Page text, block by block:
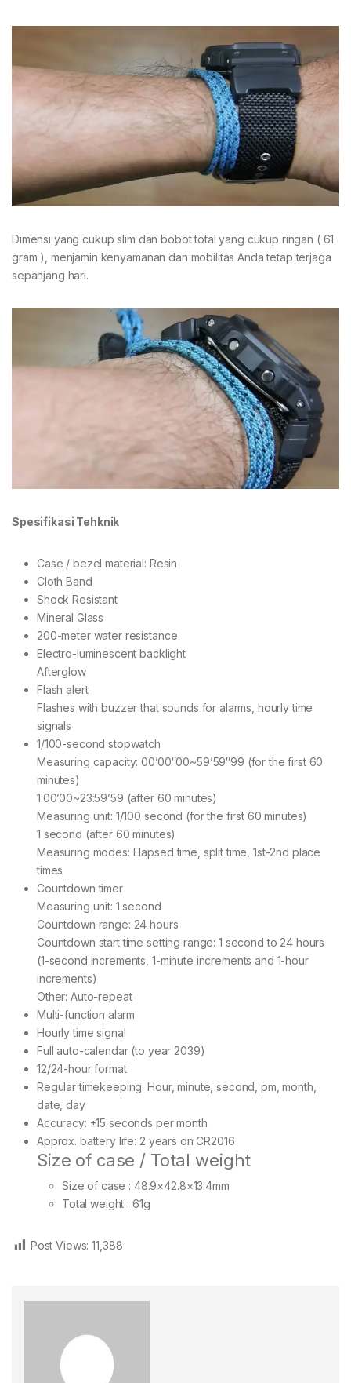
Dimensi yang cukup slim dan bobot total yang cukup ringan ( 61
gram ), menjamin kenyamanan dan mobilitas Anda tetap terjaga
sepanjang hari.
Spesifikasi Tehknik
Case / bezel material: Resin
Cloth Band
Shock Resistant
Mineral Glass
200-meter water resistance
Electro-luminescent backlight
Afterglow
Flash alert
Flashes with buzzer that sounds for alarms, hourly time
signals
1/100-second stopwatch
Measuring capacity: 00’00″00~59’59″99 (for the first 60
minutes)
1:00’00~23:59’59 (after 60 minutes)
Measuring unit: 1/100 second (for the first 60 minutes)
1 second (after 60 minutes)
Measuring modes: Elapsed time, split time, 1st-2nd place
times
Countdown timer
Measuring unit: 1 second
Countdown range: 24 hours
Countdown start time setting range: 1 second to 24 hours
(1-second increments, 1-minute increments and 1-hour
increments)
Other: Auto-repeat
Multi-function alarm
Hourly time signal
Full auto-calendar (to year 2039)
12/24-hour format
Regular timekeeping: Hour, minute, second, pm, month,
date, day
Accuracy: ±15 seconds per month
Approx. battery life: 2 years on CR2016
Size of case / Total weight
Size of case : 48.9×42.8×13.4mm
Total weight : 61g
Post Views: 11,388